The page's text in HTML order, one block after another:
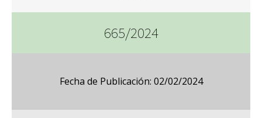
665/2024
Fecha de Publicación: 02/02/2024